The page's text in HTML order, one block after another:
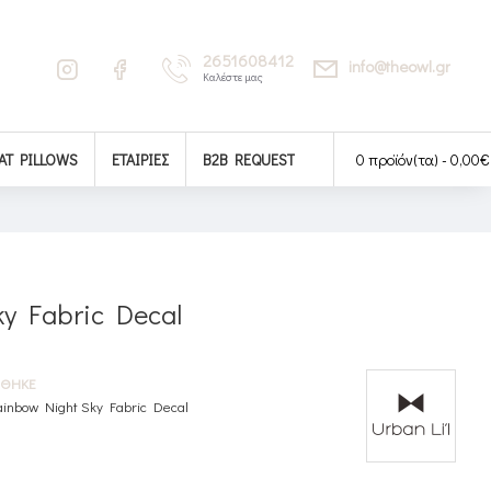
2651608412
Καλέστε μας
info@theowl.gr
PILLOWS ΕΤΑΙΡΊΕΣ B2B REQUEST 0 προϊόν(τα) - 0,00€
Fabric Decal
Night Sky Fabric Decal